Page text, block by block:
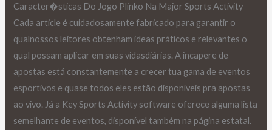
Caracter�sticas Do Jogo Plinko Na Major Sports Activity
Cada article é cuidadosamente fabricado para garantir o
qualnossos leitores obtenham ideas práticos e relevantes o
qual possam aplicar em suas vidasdiárias. A incapere de
apostas está constantemente a crecer tua gama de eventos
esportivos e quase todos eles estão disponíveis pra apostas
ao vivo. Já a Key Sports Activity software oferece alguma lista
semelhante de eventos, disponível também na página estatal.